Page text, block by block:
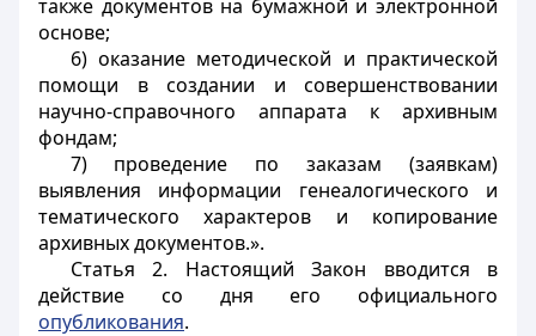
также документов на бумажной и электронной
основе;
6) оказание методической и практической
помощи в создании и совершенствовании
научно-справочного аппарата к архивным
фондам;
7) проведение по заказам (заявкам)
выявления информации генеалогического и
тематического характеров и копирование
архивных документов.».
Статья 2. Настоящий Закон вводится в
действие со дня его официального
опубликования.